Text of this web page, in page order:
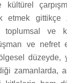
etmek gittikçe
ve
ve
düzeyde,
zamanlarda,